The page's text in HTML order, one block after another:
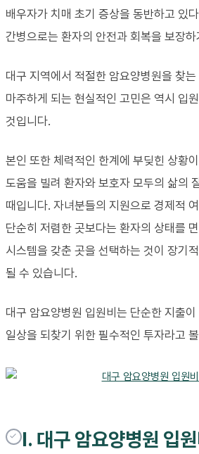
배우자가 치매 초기 증상을 동반하고 있
간병으로는 환자의 안전과 회복을 보장
대구 지역에서 적절한 암요양병원을 찾
마주하게 되는 현실적인 고민은 역시 입
것입니다.
본인 또한 체력적인 한계에 부딪힌 상황
도움을 빌려 환자와 보호자 모두의 삶의
때입니다. 자녀분들의 지원으로 경제적
단순히 저렴한 곳보다는 환자의 상태를
시스템을 갖춘 곳을 선택하는 것이 장기
될 수 있습니다.
대구 암요양병원 입원비는 단순한 지출이
일상을 되찾기 위한 필수적인 투자라고
I. 대구 암요양병원 입